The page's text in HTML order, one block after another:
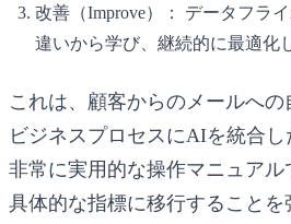
改善（Improve）：
データフラ
違いから学び、継続的に最適化
これは、顧客からのメールへ
ビジネスプロセスにAIを統合し
非常に実用的な操作マニュアル
具体的な指標に移行すること